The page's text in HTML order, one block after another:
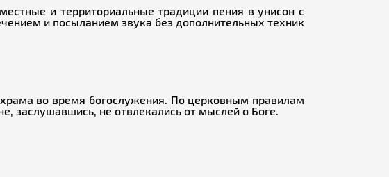
и территориальные традиции пения в унисон с
и посыланием звука без дополнительных техник
во время богослужения. По церковным правилам
заслушавшись, не отвлекались от мыслей о Боге.